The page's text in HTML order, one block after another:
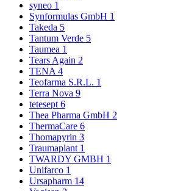
syneo 1
Synformulas GmbH 1
Takeda 5
Tantum Verde 5
Taumea 1
Tears Again 2
TENA4
Teofarma S.R.L. 1
Terra Nova 9
tetesept6
Thea Pharma GmbH 2
ThermaCare 6
Thomapyrin 3
Traumaplant 1
TWARDY GMBH 1
Unifarco 1
Ursapharm 14